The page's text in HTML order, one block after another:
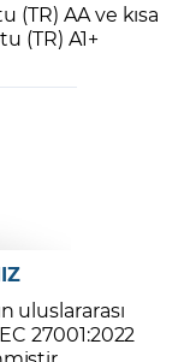
AA ve kısa
(TR) A1+
uluslararası
27001:2022